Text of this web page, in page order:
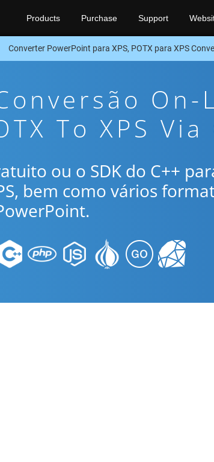
Products Purchase Support
Converter PowerPoint para XPS, POTX para XPS
On-
To XPS Via
ou o SDK do C++
bem como vários